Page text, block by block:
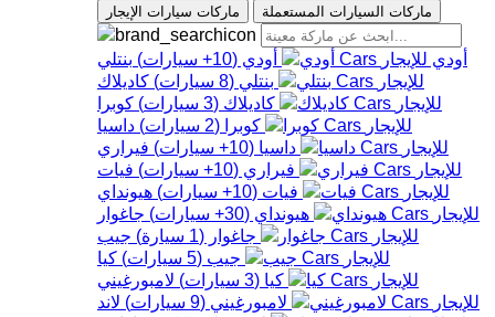
ماركات سيارات الإيجار ماركات السيارات المستعملة
أودي أودي (
10+ سيارات) بنتلي
بنتلي (
8 سيارات) كاديلاك
كاديلاك (
3 سيارات) كوبرا
كوبرا (
2 سيارات) داسيا
داسيا (
10+ سيارات) فيراري
فيراري (
10+ سيارات) فيات
فيات (
10+ سيارات) هيونداي
هيونداي (
30+ سيارات) جاغوار
جاغوار (
1 سيارة) جيب
جيب (
5 سيارات) كيا
كيا (
3 سيارات) لامبورغيني
لامبورغيني (
9 سيارات) لاند